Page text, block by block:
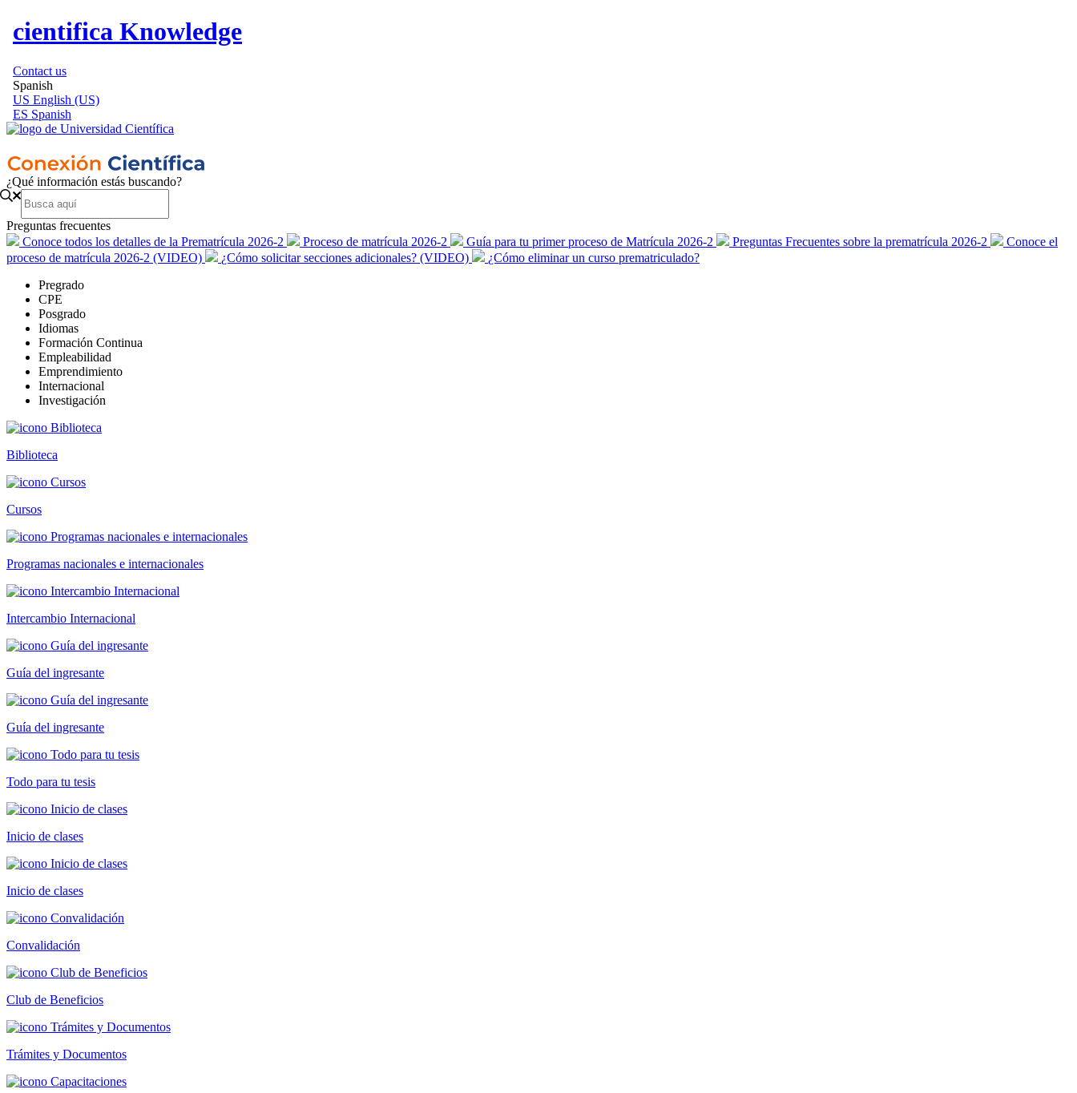
cientifica Knowledge
Contact us
Spanish
US English (US)
ES Spanish
¿Qué información estás buscando?
Preguntas frecuentes
Conoce todos los detalles de la Prematrícula 2026-2
Proceso de matrícula 2026-2 Guía para tu primer proceso de Matrícula 2026-2 Preguntas Frecuentes sobre la prematrícula 2026-2
Conoce el
proceso de matrícula 2026-2 (VIDEO)
¿Cómo solicitar secciones adicionales? (VIDEO)
¿Cómo eliminar un curso prematriculado?
Pregrado
CPE
Posgrado
Idiomas
Formación Continua
Empleabilidad
Emprendimiento
Internacional
Investigación
Biblioteca
Cursos
Programas nacionales e internacionales
Intercambio Internacional
Guía del ingresante
Guía del ingresante
Todo para tu tesis
Inicio de clases
Inicio de clases
Convalidación
Club de Beneficios
Trámites y Documentos